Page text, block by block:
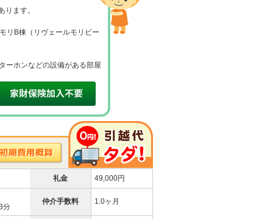
ます。
リB棟（リヴェールモリビー
ーホンなどの設備がある部屋
礼金 49,000円
分
仲介手数料 1.0ヶ月